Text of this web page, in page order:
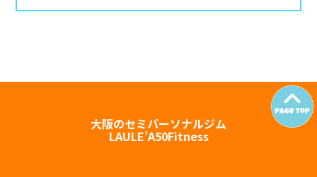
大阪のセミパーソナルジム
LAULE’A50Fitness